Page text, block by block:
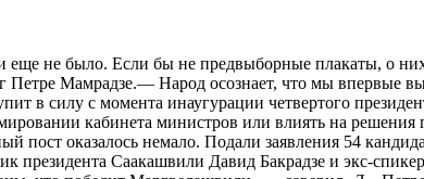
не было. Если бы не предвыборные плакаты, о
Петре Мамрадзе.— Народ осознает, что мы впервые
в силу с момента инаугурации четвертого
кабинета министров или влиять на решения
пост оказалось немало. Подали заявления 54
президента Саакашвили Давид Бакрадзе и экс-